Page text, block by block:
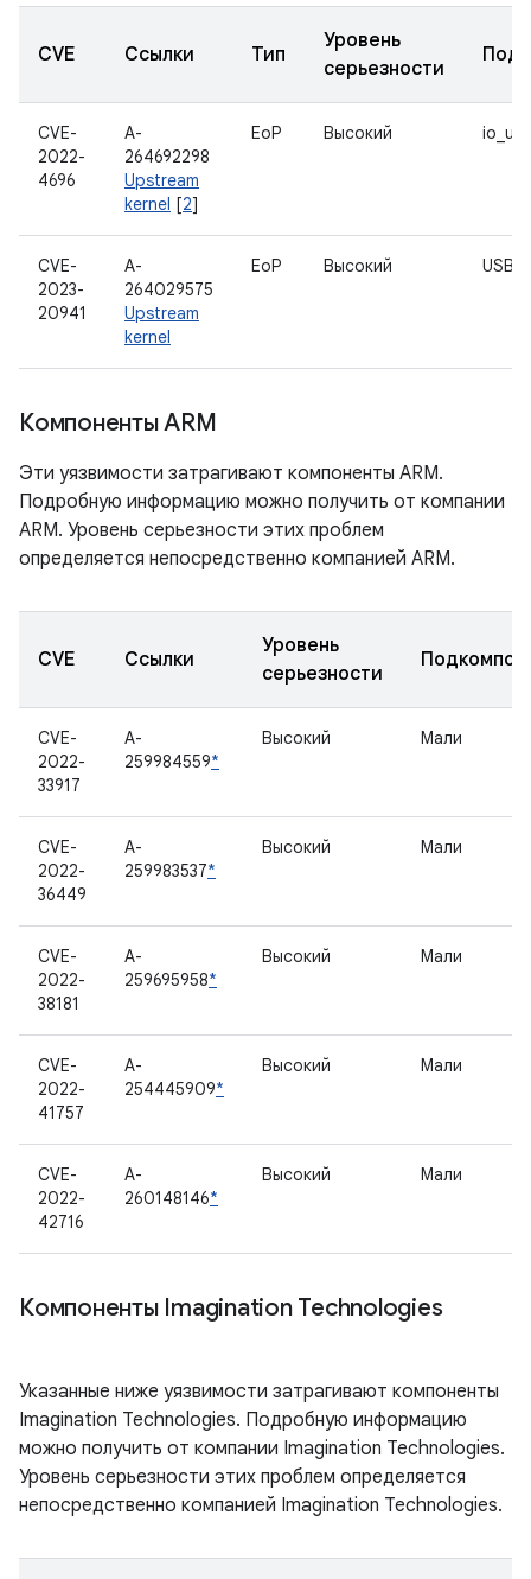
CVE Ссылки Тип
Уровень
серьезности
CVE-
2022-
4696
A-
264692298
Upstream
kernel [2]
EoP Высокий
CVE-
2023-
20941
A-
264029575
Upstream
kernel
EoP Высокий USB
Компоненты ARM
Эти уязвимости затрагивают компоненты ARM.
Подробную информацию можно получить от компании
ARM. Уровень серьезности этих проблем
определяется непосредственно компанией ARM.
CVE Ссылки
Уровень
серьезности
CVE-
2022-
33917
A-
259984559*
Высокий Мали
CVE-
2022-
36449
A-
259983537*
Высокий Мали
CVE-
2022-
38181
A-
259695958*
Высокий Мали
CVE-
2022-
41757
A-
254445909*
Высокий Мали
CVE-
2022-
42716
A-
260148146*
Высокий Мали
Компоненты Imagination Technologies
Указанные ниже уязвимости затрагивают компоненты
Imagination Technologies. Подробную информацию
можно получить от компании Imagination Technologies.
Уровень серьезности этих проблем определяется
непосредственно компанией Imagination Technologies.